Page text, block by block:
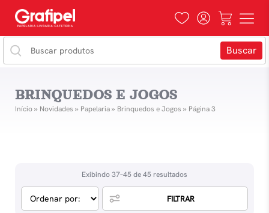
BRINQUEDOS E JOGOS
Início» Novidades » Papelaria» Brinquedos e Jogos » Página 3
Exibindo 37–45 de 45 resultados
FILTRAR